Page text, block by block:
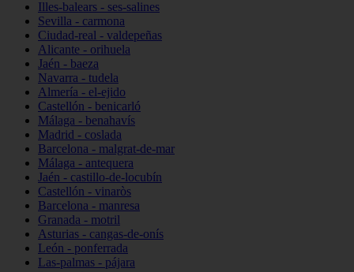
Illes-balears - ses-salines
Sevilla - carmona
Ciudad-real - valdepeñas
Alicante - orihuela
Jaén - baeza
Navarra - tudela
Almería - el-ejido
Castellón - benicarló
Málaga - benahavís
Madrid - coslada
Barcelona - malgrat-de-mar
Málaga - antequera
Jaén - castillo-de-locubín
Castellón - vinaròs
Barcelona - manresa
Granada - motril
Asturias - cangas-de-onís
León - ponferrada
Las-palmas - pájara